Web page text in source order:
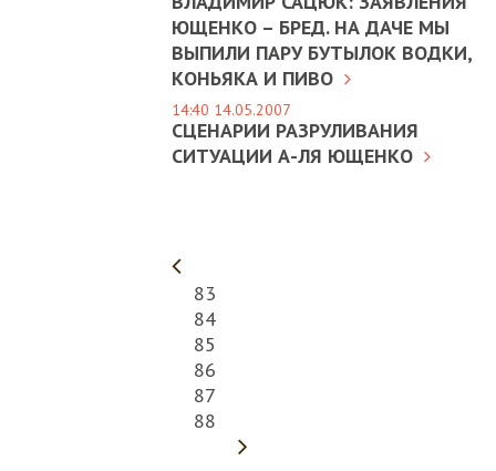
ЮЩЕНКО – БРЕД. НА ДАЧЕ МЫ
ВЫПИЛИ ПАРУ БУТЫЛОК ВОДКИ,
КОНЬЯКА И ПИВО
14:40 14.05.2007
СЦЕНАРИИ РАЗРУЛИВАНИЯ
СИТУАЦИИ А-ЛЯ ЮЩЕНКО
83
84
85
86
87
88